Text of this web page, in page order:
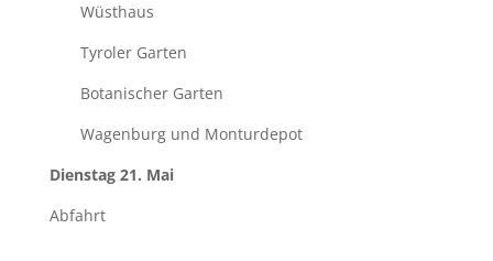
Wüsthaus
Tyroler Garten
Botanischer Garten
Wagenburg und Monturdepot
Dienstag 21. Mai
Abfahrt